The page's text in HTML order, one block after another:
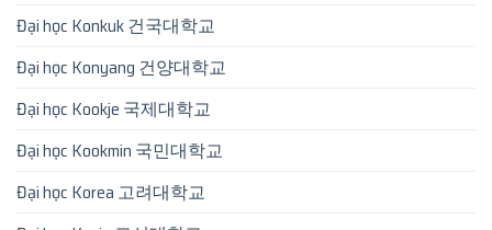
Đại học Konkuk 건국대학교
Đại học Konyang 건양대학교
Đại học Kookje 국제대학교
Đại học Kookmin 국민대학교
Đại học Korea 고려대학교